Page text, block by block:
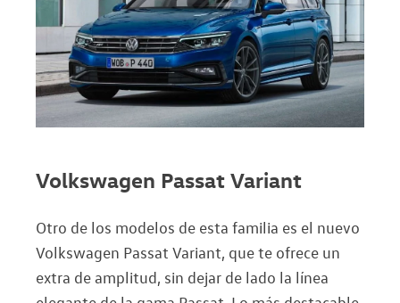
Volkswagen Passat Variant
Otro de los modelos de esta familia es el nuevo
Volkswagen Passat Variant, que te ofrece un
extra de amplitud, sin dejar de lado la línea